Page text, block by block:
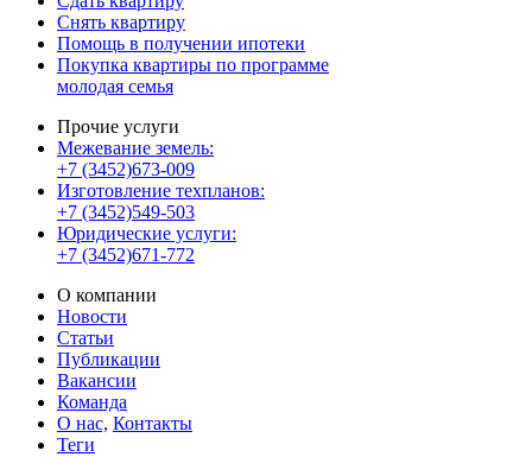
Снять квартиру
Помощь в получении ипотеки
Покупка квартиры по программе
молодая семья
Прочие услуги
Межевание земель:
+7 (3452)673-009
Изготовление техпланов:
+7 (3452)549-503
Юридические услуги:
+7 (3452)671-772
О компании
Новости
Статьи
Публикации
Вакансии
Команда
О нас, Контакты
Теги